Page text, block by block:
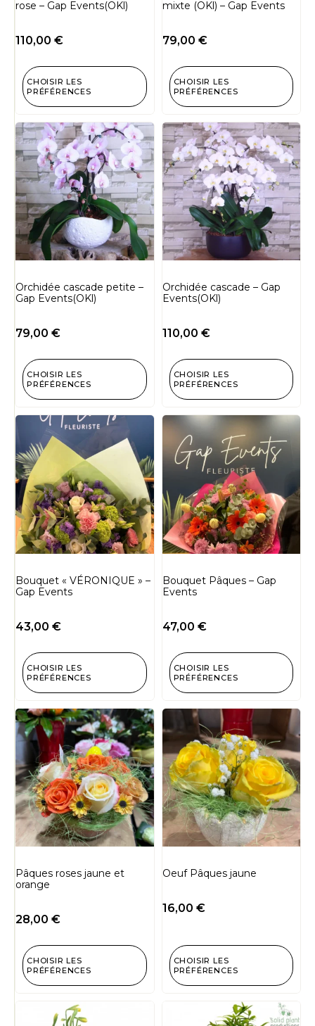
rose – Gap Events(OKl)
110,00 €
CHOISIR LES
PRÉFÉRENCES
mixte (OKl) – Gap Events
79,00 €
CHOISIR LES
PRÉFÉRENCES
Orchidée cascade petite –
Gap Events(OKl)
79,00 €
CHOISIR LES
PRÉFÉRENCES
Orchidée cascade – Gap
Events(OKl)
110,00 €
CHOISIR LES
PRÉFÉRENCES
Bouquet « VÉRONIQUE » –
Gap Events
43,00 €
CHOISIR LES
PRÉFÉRENCES
Bouquet Pâques – Gap
Events
47,00 €
CHOISIR LES
PRÉFÉRENCES
Pâques roses jaune et
orange
28,00 €
CHOISIR LES
PRÉFÉRENCES
Oeuf Pâques jaune
16,00 €
CHOISIR LES
PRÉFÉRENCES